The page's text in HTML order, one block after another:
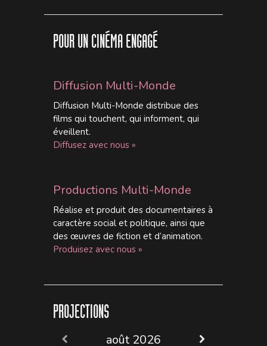
POUR UN CINÉMA ENGAGÉ
Diffusion Multi-Monde
Diffusion Multi-Monde distribue des
films qui touchent, qui informent, qui
éveillent.
Diffusez avec nous »
Productions Multi-Monde
Réalise et produit des documentaires à
caractère social et politique, ainsi que
des œuvres de fiction et d’animation.
Produisez avec nous »
PROJECTIONS
août 2026